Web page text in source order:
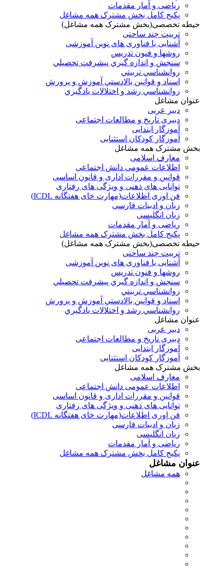
ریاضی و آمار مقدمات
پکیج کامل بخش مشترک همه مشاغل
حیطه تخصصی(بخش مشترک همه مشاغل)
تربیت چند ساحتی
آشنایی با فناوری های نوین آموزشی
روشها و فنون تدريس
سنجش و اندازه گيري پيشرفت تحصيلي
روانشناسي تربيتي
اسناد و قوانين بالادستي آموزش و پرورش
روانشناسي رشد و اختلالات يادگيري
عنوان مشاغل
دبير عربی
دبیری تاریخ و مطالعات اجتماعی
آموزگار ابتدایی
آموزگار کودکان استثنایی
بخش مشترک همه مشاغل
معارف اسلامی
اطلاعات عمومی دانش اجتماعی
قوانین و مقررات اداری و قانون اساسی
توانایی های ذهنی و ویژگی های رفتاری
فن اوری اطلاعات(مهارت خای هفتگانه ICDL)
زبان و ادبیات فارسی
زبان انگلیسی
ریاضی و آمار مقدمات
پکیج کامل بخش مشترک همه مشاغل
حیطه تخصصی(بخش مشترک همه مشاغل)
تربیت چند ساحتی
آشنایی با فناوری های نوین آموزشی
روشها و فنون تدريس
سنجش و اندازه گيري پيشرفت تحصيلي
روانشناسي تربيتي
اسناد و قوانين بالادستي آموزش و پرورش
روانشناسي رشد و اختلالات يادگيري
عنوان مشاغل
دبير عربی
دبیری تاریخ و مطالعات اجتماعی
آموزگار ابتدایی
آموزگار کودکان استثنایی
بخش مشترک همه مشاغل
معارف اسلامی
اطلاعات عمومی دانش اجتماعی
قوانین و مقررات اداری و قانون اساسی
توانایی های ذهنی و ویژگی های رفتاری
فن اوری اطلاعات(مهارت خای هفتگانه ICDL)
زبان و ادبیات فارسی
زبان انگلیسی
ریاضی و آمار مقدمات
پکیج کامل بخش مشترک همه مشاغل
عنوان مشاغل
همه مشاغل